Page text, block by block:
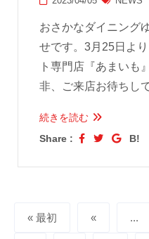
おさかなダイニング
せです。3月25日よ
ト専門店『あまいも
非、ご来店お待ちし
続きを読む
Share :
B!
« 最初 « ...